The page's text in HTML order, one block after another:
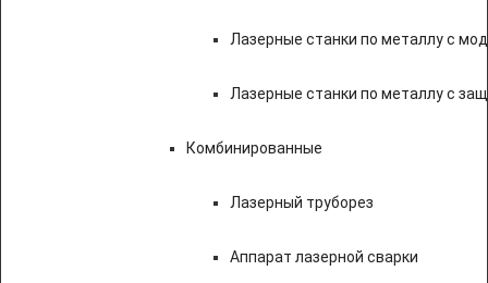
Лазерные станки по металлу с
Лазерные станки по металлу с
Комбинированные
Лазерный труборез
Аппарат лазерной сварки